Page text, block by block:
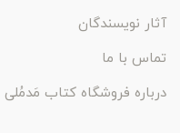
آثار نویسندگان
تماس با ما
درباره فروشگاه کتاب مَدمُلی